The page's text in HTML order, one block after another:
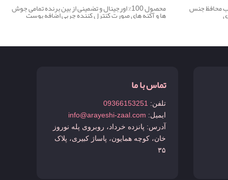
محافظ جنس محصول 100% اورجینال و تضمینی از بین برنده تمامی جوش
ها و آکنه های صورت کنترل کننده چربی اضافه پوست
تماس با ما
تلفن: 09366153251
ایمیل: info@arayeshi-zaal.com
آدرس: پانزده خرداد، روبروی پله نوروز
خان، کوچه همایون، پاساژ کبیری، پلاک
۳۵